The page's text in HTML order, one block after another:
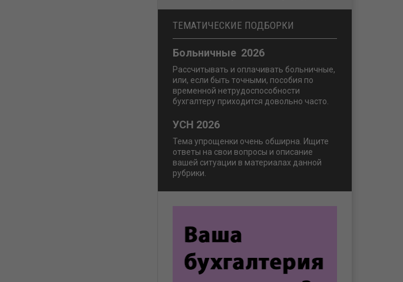
ТЕМАТИЧЕСКИЕ ПОДБОРКИ
Больничные 2026
Рассчитывать и оплачивать больничные,
или, если быть точными, пособия по
временной нетрудоспособности
бухгалтеру приходится довольно часто.
УСН 2026
Тема упрощенки очень обширна. Ищите
ответы на свои вопросы и описание
вашей ситуации в материалах данной
рубрики.